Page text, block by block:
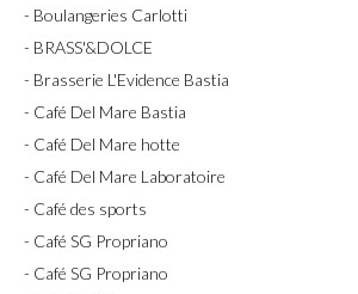
- Boulangeries Carlotti
- BRASS'&DOLCE
- Brasserie L'Evidence Bastia
- Café Del Mare Bastia
- Café Del Mare hotte
- Café Del Mare Laboratoire
- Café des sports
- Café SG Propriano
- Café SG Propriano